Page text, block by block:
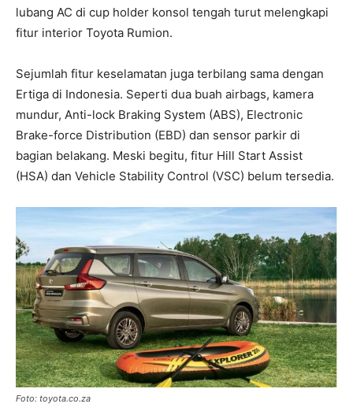
lubang AC di cup holder konsol tengah turut melengkapi
fitur interior Toyota Rumion.
Sejumlah fitur keselamatan juga terbilang sama dengan
Ertiga di Indonesia. Seperti dua buah airbags, kamera
mundur, Anti-lock Braking System (ABS), Electronic
Brake-force Distribution (EBD) dan sensor parkir di
bagian belakang. Meski begitu, fitur Hill Start Assist
(HSA) dan Vehicle Stability Control (VSC) belum tersedia.
Foto: toyota.co.za